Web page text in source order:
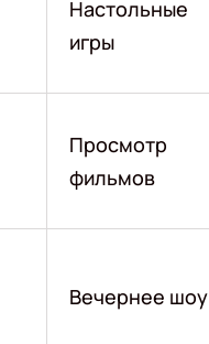
Настольные
игры
Просмотр
фильмов
Вечернее шоу